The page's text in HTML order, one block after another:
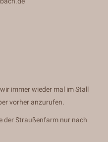
immer wieder mal im Stall
vorher anzurufen.
der Straußenfarm nur nach